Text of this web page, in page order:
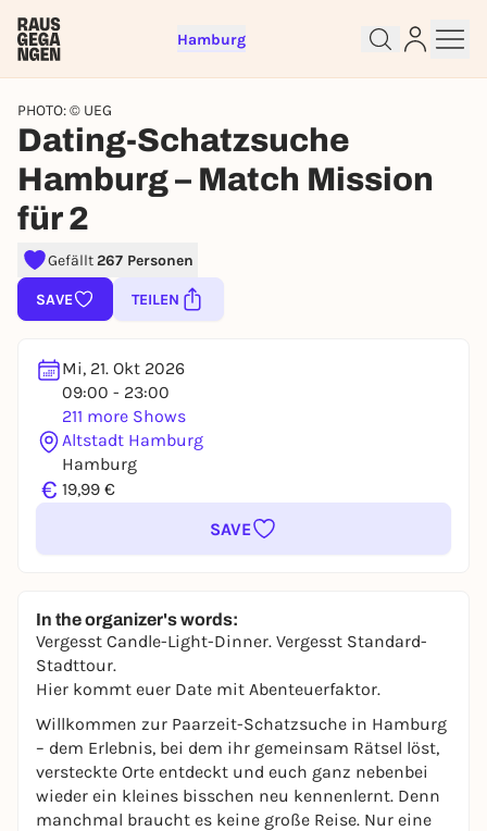
Hamburg
PHOTO: © UEG
Dating-Schatzsuche
Hamburg – Match Mission
für 2
Gefällt267 Personen
SAVE TEILEN
Mi, 21. Okt 2026
09:00 - 23:00
211 more Shows
Altstadt Hamburg
Hamburg
€ 19,99 €
SAVE
In the organizer's words:
Vergesst Candle-Light-Dinner. Vergesst Standard-
Stadttour.
Hier kommt euer Date mit Abenteuerfaktor.
Willkommen zur Paarzeit-Schatzsuche in Hamburg
– dem Erlebnis, bei dem ihr gemeinsam Rätsel löst,
versteckte Orte entdeckt und euch ganz nebenbei
wieder ein kleines bisschen neu kennenlernt. Denn
manchmal braucht es keine große Reise. Nur eine
Sign up for free and get started
To like events, follow pages, or participate in
lotteries, you need a free Rausgegangen account.
REGISTER FOR FREE NOW
You already have an account?